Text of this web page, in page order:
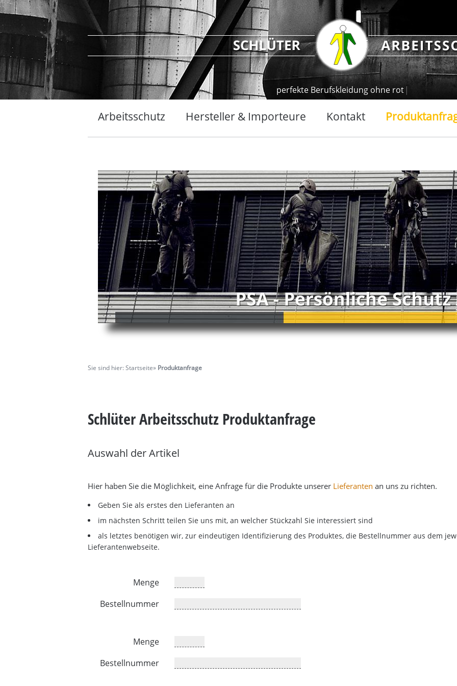
erfekteB erufskleidungo hneroten
Arbeitsschutz Hersteller & Importeure Kontakt
Sie sind hier:Startseite» Produktanfrage
Schlüter Arbeitsschutz Produktanfrage
Auswahl der Artikel
Hier haben Sie die Möglichkeit, eine Anfrage für die Produkte unserer Lieferanten an uns zu richten.
Geben Sie als erstes den Lieferanten an
im nächsten Schritt teilen Sie uns mit, an welcher Stückzahl Sie interessiert sind
als letztes benötigen wir, zur eindeutigen Identifizierung des Produktes, die Bestellnummer aus dem
Lieferantenwebseite.
Menge
Bestellnummer
Menge
Bestellnummer